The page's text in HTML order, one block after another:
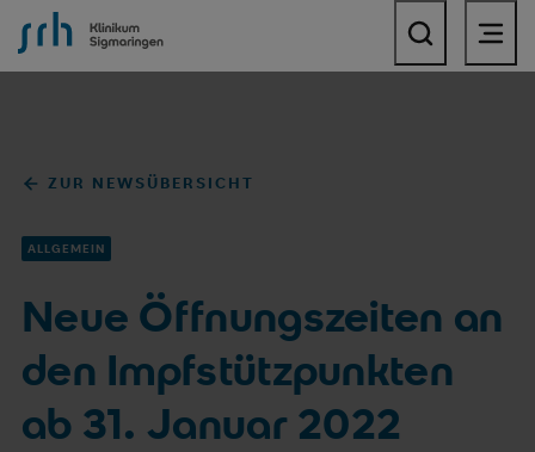
SRH Klinikum Sigmaringen
ZUR NEWSÜBERSICHT
ALLGEMEIN
Neue Öffnungszeiten an
den Impfstützpunkten
ab 31. Januar 2022